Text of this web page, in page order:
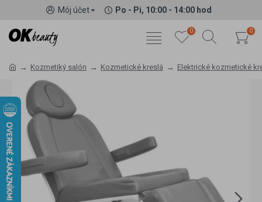
Môj účet Po - Pi, 10:00 - 14:00 hod
0 0
Kozmetiký salón Kozmetické kreslá Elektrické kozmetické